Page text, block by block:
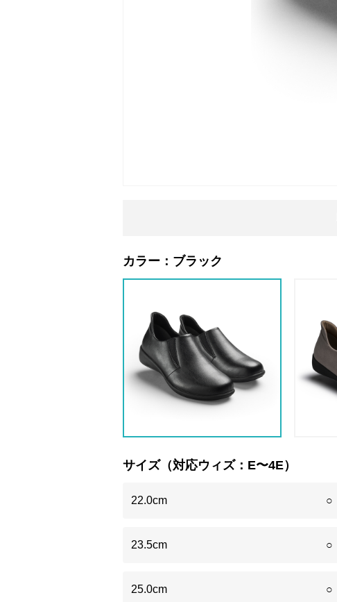
カラー： ブラック
サイズ（対応ウィズ：E〜4E）
22.0cm ○
23.5cm ○
25.0cm ○